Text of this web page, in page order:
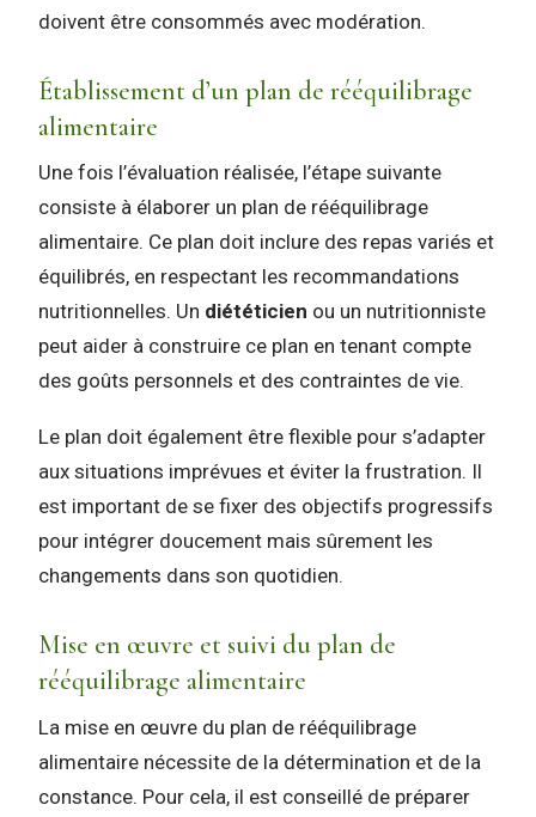
doivent être consommés avec modération.
Établissement d’un plan de rééquilibrage
alimentaire
Une fois l’évaluation réalisée, l’étape suivante
consiste à élaborer un plan de rééquilibrage
alimentaire. Ce plan doit inclure des repas variés et
équilibrés, en respectant les recommandations
nutritionnelles. Un diététicien ou un nutritionniste
peut aider à construire ce plan en tenant compte
des goûts personnels et des contraintes de vie.
Le plan doit également être flexible pour s’adapter
aux situations imprévues et éviter la frustration. Il
est important de se fixer des objectifs progressifs
pour intégrer doucement mais sûrement les
changements dans son quotidien.
Mise en œuvre et suivi du plan de
rééquilibrage alimentaire
La mise en œuvre du plan de rééquilibrage
alimentaire nécessite de la détermination et de la
constance. Pour cela, il est conseillé de préparer